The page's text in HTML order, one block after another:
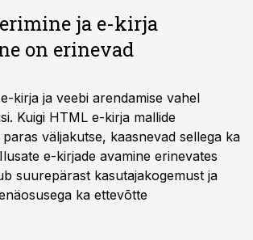
ja e-kirja
on erinevad
kirja ja veebi arendamise vahel
Kuigi HTML e-kirja mallide
väljakutse, kaasnevad sellega ka
e-kirjade avamine erinevates
suurepärast kasutajakogemust ja
ka ettevõtte